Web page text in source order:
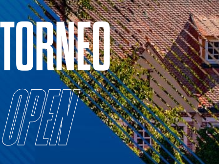
CALENDARIO
TORNEOS
NOTICIAS
MULTIMEDIA
SCOREBOARD
STREAMING
TORNEO
Open